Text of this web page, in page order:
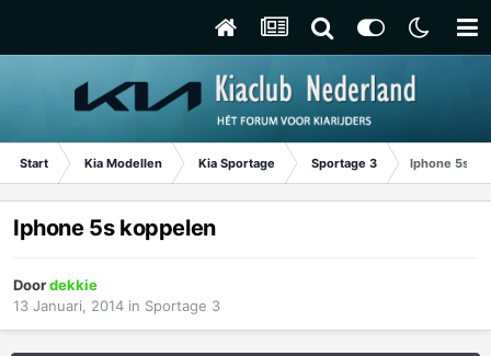
Start Kia Modellen Kia Sportage Sportage 3 Iphone 5s
Iphone 5s koppelen
Doordekkie
13 Januari, 2014 in Sportage 3